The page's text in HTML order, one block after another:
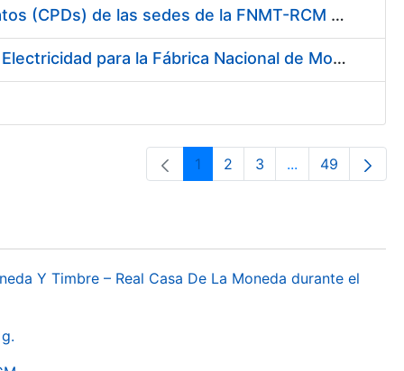
Conexión mediante Fibra Óptica de los Centros de Proceso de Datos (CPDs) de las sedes de la FNMT-RCM de Burgos y Madrid
Contratación de acuerdo marco para el Suministro de Material de Electricidad para la Fábrica Nacional de Moneda y Timbre-Real Casa de la Moneda en su centro de trabajo de Burgos
Orrialdea
1 Orrialdea
2 Orrialdea
3 ...Intermediate
Orrialdea
49
Y Timbre – Real Casa De La Moneda durante el